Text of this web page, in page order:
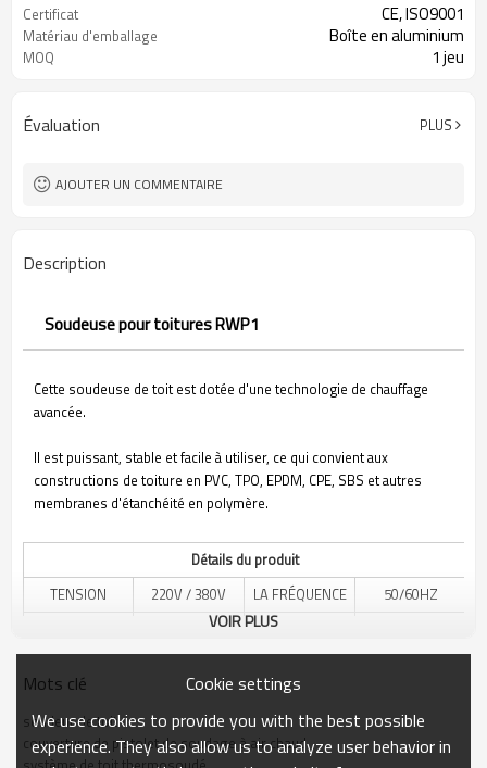
Certificat CE, ISO9001
Matériau d'emballage Boîte en aluminium
MOQ 1 jeu
Évaluation PLUS
AJOUTER UN COMMENTAIRE
Description
Soudeuse pour toitures RWP1
Cette soudeuse de toit est dotée d'une technologie de chauffage
avancée.
Il est puissant, stable et facile à utiliser, ce qui convient aux
constructions de toiture en PVC, TPO, EPDM, CPE, SBS et autres
membranes d'étanchéité en polymère.
Détails du produit
TENSION
220V / 380V LA FRÉQUENCE 50/60HZ
VITESSE DE
SOUDAGE
RÉGLABLE
DE CHAUFFAGE
RÉGLABLE
PRESSION DE
SOUDAGE
PEUT ÊTRE
AJOUTÉ
VOIR PLUS
Mots clé
soudeur de toit
couverture de pistolet de soudage à air chaud
Cookie settings
We use cookies to provide you with the best possible
experience. They also allow us to analyze user behavior in